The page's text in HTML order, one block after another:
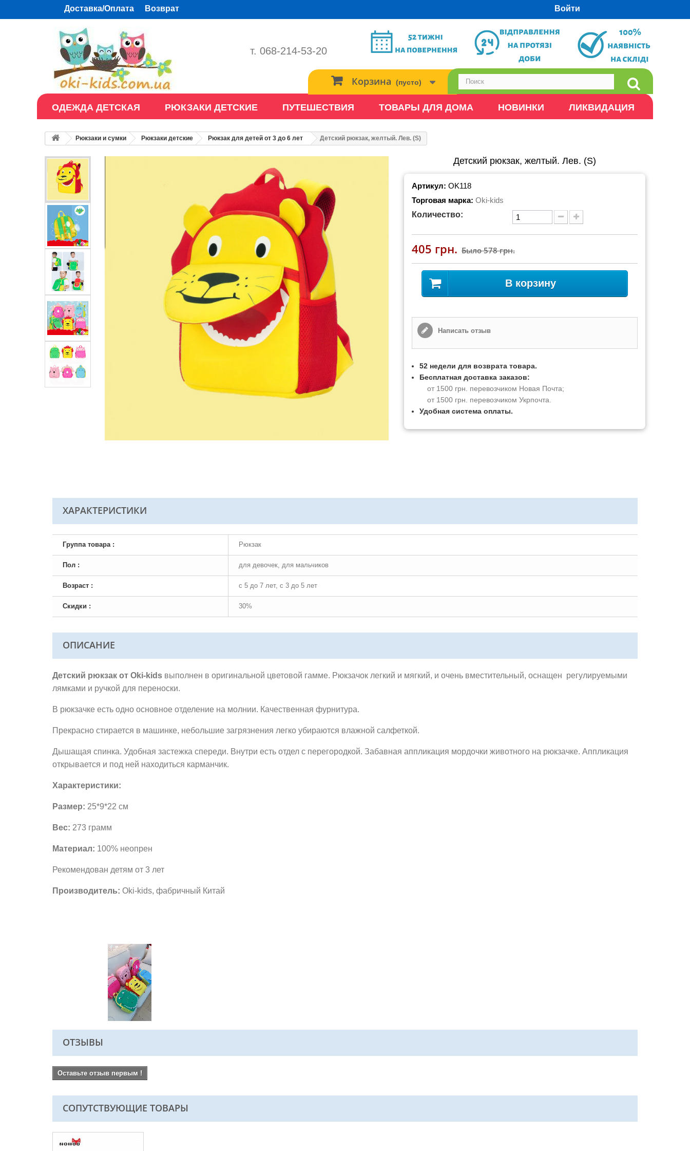
Доставка/Оплата Возврат Войти
т. 068-214-53-20
Корзина (пусто)
ОДЕЖДА ДЕТСКАЯ РЮКЗАКИ ДЕТСКИЕ ПУТЕШЕСТВИЯ ТОВАРЫ ДЛЯ ДОМА НОВИНКИ ЛИКВИДАЦИЯ
Рюкзаки и сумки Рюкзаки детские Рюкзак для детей от 3 до 6 лет Детский рюкзак, желтый. Лев. (S)
Детский рюкзак, желтый. Лев. (S)
Артикул: OK118
Торговая марка: Oki-kids
Количество:
405 грн. Было578 грн.
В корзину
Написать отзыв
52 недели для возврата товара.
Бесплатная доставка заказов:
от 1500 грн. перевозчиком Новая Почта;
от 1500 грн. перевозчиком Укрпочта.
Удобная система оплаты.
ХАРАКТЕРИСТИКИ
Группа товара : Рюкзак
Пол : для девочек, для мальчиков
Возраст : с 5 до 7 лет, с 3 до 5 лет
Скидки : 30%
ОПИСАНИЕ
Детский рюкзак от Oki-kids выполнен в оригинальной цветовой гамме. Рюкзачок легкий и мягкий, и очень вместительный, оснащен регулируемыми
лямками и ручкой для переноски.
В рюкзачке есть одно основное отделение на молнии. Качественная фурнитура.
Прекрасно стирается в машинке, небольшие загрязнения легко убираются влажной салфеткой.
Дышащая спинка. Удобная застежка спереди. Внутри есть отдел с перегородкой. Забавная аппликация мордочки животного на рюкзачке. Аппликация
открывается и под ней находиться карманчик.
Характеристики:
Размер: 25*9*22 см
Вес: 273 грамм
Материал: 100% неопрен
Рекомендован детям от 3 лет
Производитель: Oki-kids, фабричный Китай
ОТЗЫВЫ
Оставьте отзыв первым !
СОПУТСТВУЮЩИЕ ТОВАРЫ